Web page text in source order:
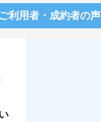
ご利用者・成約者の声